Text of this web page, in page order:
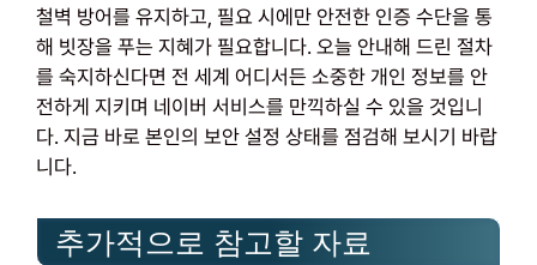
철벽 방어를 유지하고, 필요 시에만 안전한 인증 수단을 통
해 빗장을 푸는 지혜가 필요합니다. 오늘 안내해 드린 절차
를 숙지하신다면 전 세계 어디서든 소중한 개인 정보를 안
전하게 지키며 네이버 서비스를 만끽하실 수 있을 것입니
다. 지금 바로 본인의 보안 설정 상태를 점검해 보시기 바랍
니다.
추가적으로 참고할 자료